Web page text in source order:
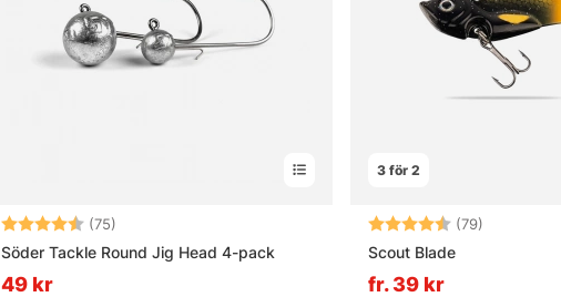
Vad är bra beten till spinnfiske?
Vad är skillnaden mellan haspelrulle och multirulle vid spinnfiske?
Vad är ett bra spinnfiskeset för nybörjare?
Betyg: (75)
Söder Tackle Round Jig Head 4-pack
49 kr
3 för 2
Betyg: (79)
Scout Blade
fr. 39 kr